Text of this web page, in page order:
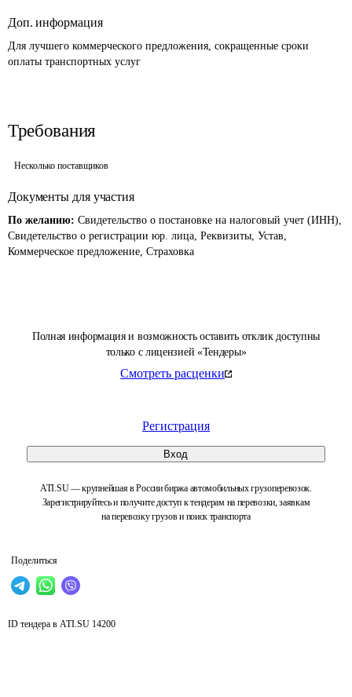
Полная информация и возможность оставить отклик доступны
только с лицензией «Тендеры»
Смотреть расценки
Регистрация
Вход
ATI.SU — крупнейшая в России биржа автомобильных грузоперевозок.
Зарегистрируйтесь и получите доступ к тендерам на перевозки, заявкам
на перевозку грузов и поиск транспорта
Поделиться
Доп. информация
Для лучшего коммерческого предложения, сокращенные сроки
оплаты транспортных услуг
Требования
Несколько поставщиков
Документы для участия
По желанию: Свидетельство о постановке на налоговый учет (ИНН),
Свидетельство о регистрации юр. лица, Реквизиты, Устав,
Коммерческое предложение, Страховка
ID тендера в ATI.SU 14200